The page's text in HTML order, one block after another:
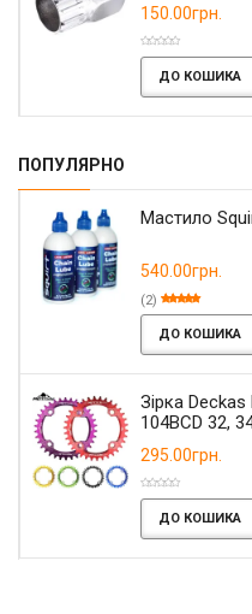
150.00грн.
ДО КОШИКА
ПОПУЛЯРНО
Мастило
540.00грн.
(2)
ДО КОШИКА
Зірка
104BCD 32,
295.00грн.
ДО КОШИКА